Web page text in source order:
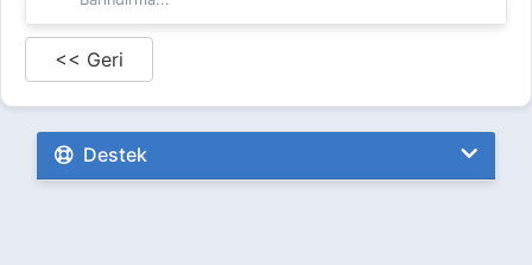
<< Geri
Destek